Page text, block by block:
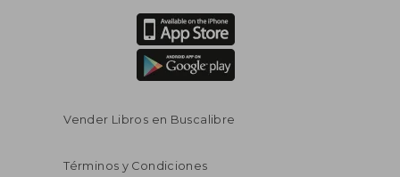
Vender Libros en Buscalibre
Términos y Condiciones